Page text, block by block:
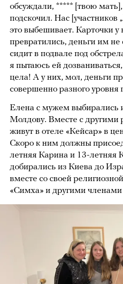
обсуждали, ***** [твою мать],
подскочил. Нас [участников
это выбешивает. Карточки у
превратились, деньги им
сидит в подвале под
я пытаюсь ей
цела! А у них, мол, деньги
совершенно разного уровня
Елена с мужем выбирались
Молдову. Вместе с другими
живут в отеле «Кейсар» в
Скоро к ним должны
летняя Карина и 13-летняя
добирались из Киева до
вместе со своей
«Симха» и другими